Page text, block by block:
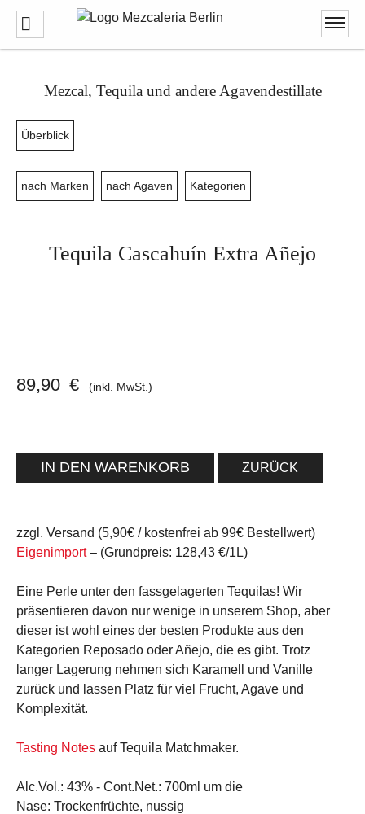
Mezcal, Tequila und andere Agavendestillate
Überblick
nach Marken nach Agaven Kategorien
Tequila Cascahuín Extra Añejo
89,90 € (inkl. MwSt.)
ZURÜCK
zzgl. Versand (5,90€ / kostenfrei ab 99€ Bestellwert)
Eigenimport– (Grundpreis: 128,43 €/1L)
Eine Perle unter den fassgelagerten Tequilas! Wir
präsentieren davon nur wenige in unserem Shop, aber
dieser ist wohl eines der besten Produkte aus den
Kategorien Reposado oder Añejo, die es gibt. Trotz
langer Lagerung nehmen sich Karamell und Vanille
zurück und lassen Platz für viel Frucht, Agave und
Komplexität.
Tasting Notes auf Tequila Matchmaker.
Alc.Vol.: 43% - Cont.Net.: 700ml um die
Nase: Trockenfrüchte, nussig